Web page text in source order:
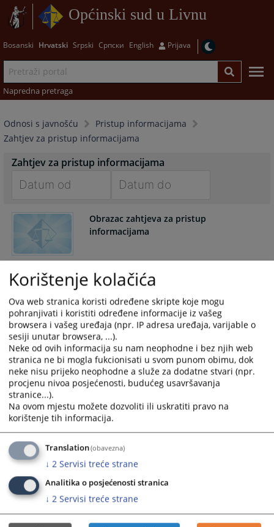
Općinski sud u Livnu
Bosanski Hrvatski Srpski Српски English Prijava
Napredna pretraga
Odnosi s javnošću
Pristup informacijama
Zahtjev za pristup informacijama
Zahtjev za pristup informacijama
forward
interact
with
the
calendar
and
select
a
date.
Press
the
question
mark
key
to
get
the
keyboard
shortcuts
for
changing
dates.
forward
to
with
the
calendar
and
select
a
date.
Press
the
question
key
to
get
the
keyboard
for
changing
dates.
Obrazac zahtjeva za pristup
informacijama
Korištenje kolačića
Ova web stranica koristi određene skripte koje mogu
pohranjivati i koristiti određene informacije iz vašeg
browsera i vašeg uređaja (npr. IP adresa uređaja, varijable o
sesiji unutar browsera, ...).
Neke od ovih informacija su nam neophodne i bez njih web
stranica ne bi mogla fukcionisati u svom punom obimu, dok
neke nisu prijeko neophodne a služe za dodatne stvari (npr.
procjenu nivoa posjećenosti, budućeg usavršavanja
stranice...).
Na ovom mjestu možete dozvoliti ili uskratiti pravo na
korištenje tih informacija.
Translation(obavezna)
↓ 2 Servisi treće strane
Analitika o posjećenosti stranica
↓ 2 Servisi treće strane